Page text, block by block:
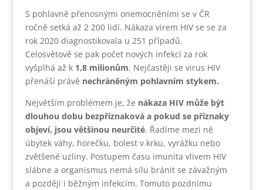
S pohlavně přenosnými onemocněními se v ČR
ročně setká až 2 200 lidí. Nákaza virem HIV se se za
rok 2020 diagnostikovala u 251 případů.
Celosvětově se pak počet nových infekcí za rok
vyšplhá až k 1,8 milionům. Nejčastěji se virus HIV
přenáší právě nechráněným pohlavním stykem.
Největším problémem je, že nákaza HIV může být
dlouhou dobu bezpříznaková a pokud se příznaky
objeví, jsou většinou neurčité. Řadíme mezi ně
úbytek váhy, horečku, bolest v krku, vyrážku nebo
zvětšené uzliny. Postupem času imunita vlivem HIV
slábne a organismus nemá sílu bránit se závažným
a později i běžným infekcím. Tomuto pozdnímu